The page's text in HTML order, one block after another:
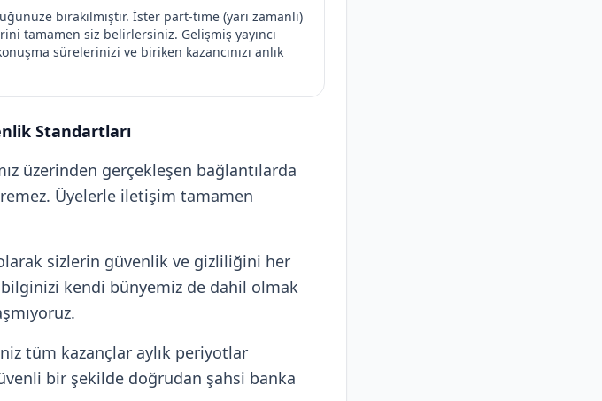
bırakılmıştır. İster part-time (yarı zamanlı)
tamamen siz belirlersiniz. Gelişmiş yayıncı
sürelerinizi ve biriken kazancınızı anlık
Standartları
üzerinden gerçekleşen bağlantılarda
Üyelerle iletişim tamamen
sizlerin güvenlik ve gizliliğini her
kendi bünyemiz de dahil olmak
tüm kazançlar aylık periyotlar
bir şekilde doğrudan şahsi banka